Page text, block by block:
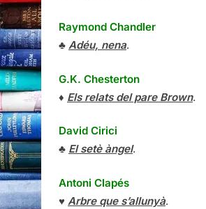
Raymond Chandler
♣ Adéu, nena.
G.K. Chesterton
♦ Els relats del pare Brown.
David Cirici
♣ El setè àngel.
Antoni Clapés
♥ Arbre que s’allunyà.